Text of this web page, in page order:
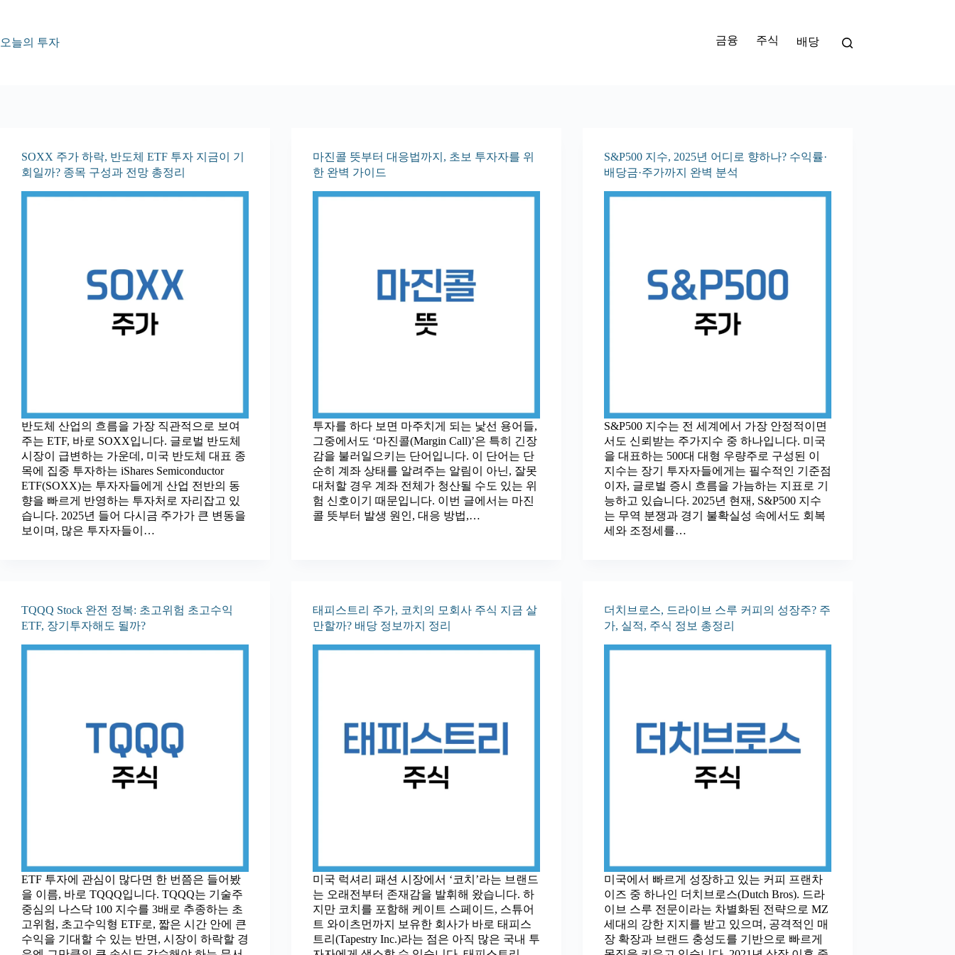
으
로
오늘의 투자 금융 주식 배당
SOXX 주가 하락, 반도체 ETF 투자 지금이 기
회일까? 종목 구성과 전망 총정리
반도체 산업의 흐름을 가장 직관적으로 보여
주는 ETF, 바로 SOXX입니다. 글로벌 반도체
시장이 급변하는 가운데, 미국 반도체 대표 종
목에 집중 투자하는 iShares Semiconductor
ETF(SOXX)는 투자자들에게 산업 전반의 동
향을 빠르게 반영하는 투자처로 자리잡고 있
습니다. 2025년 들어 다시금 주가가 큰 변동을
보이며, 많은 투자자들이…
마진콜 뜻부터 대응법까지, 초보 투자자를 위
한 완벽 가이드
투자를 하다 보면 마주치게 되는 낯선 용어들,
그중에서도 ‘마진콜(Margin Call)’은 특히 긴장
감을 불러일으키는 단어입니다. 이 단어는 단
순히 계좌 상태를 알려주는 알림이 아닌, 잘못
대처할 경우 계좌 전체가 청산될 수도 있는 위
험 신호이기 때문입니다. 이번 글에서는 마진
콜 뜻부터 발생 원인, 대응 방법,…
S&P500 지수, 2025년 어디로 향하나? 수익률·
배당금·주가까지 완벽 분석
S&P500 지수는 전 세계에서 가장 안정적이면
서도 신뢰받는 주가지수 중 하나입니다. 미국
을 대표하는 500대 대형 우량주로 구성된 이
지수는 장기 투자자들에게는 필수적인 기준점
이자, 글로벌 증시 흐름을 가늠하는 지표로 기
능하고 있습니다. 2025년 현재, S&P500 지수
는 무역 분쟁과 경기 불확실성 속에서도 회복
세와 조정세를…
TQQQ Stock 완전 정복: 초고위험 초고수익
ETF, 장기투자해도 될까?
ETF 투자에 관심이 많다면 한 번쯤은 들어봤
을 이름, 바로 TQQQ입니다. TQQQ는 기술주
중심의 나스닥 100 지수를 3배로 추종하는 초
고위험, 초고수익형 ETF로, 짧은 시간 안에 큰
수익을 기대할 수 있는 반면, 시장이 하락할 경
태피스트리 주가, 코치의 모회사 주식 지금 살
만할까? 배당 정보까지 정리
미국 럭셔리 패션 시장에서 ‘코치’라는 브랜드
는 오래전부터 존재감을 발휘해 왔습니다. 하
지만 코치를 포함해 케이트 스페이드, 스튜어
트 와이츠먼까지 보유한 회사가 바로 태피스
트리(Tapestry Inc.)라는 점은 아직 많은 국내 투
더치브로스, 드라이브 스루 커피의 성장주? 주
가, 실적, 주식 정보 총정리
미국에서 빠르게 성장하고 있는 커피 프랜차
이즈 중 하나인 더치브로스(Dutch Bros). 드라
이브 스루 전문이라는 차별화된 전략으로 MZ
세대의 강한 지지를 받고 있으며, 공격적인 매
장 확장과 브랜드 충성도를 기반으로 빠르게